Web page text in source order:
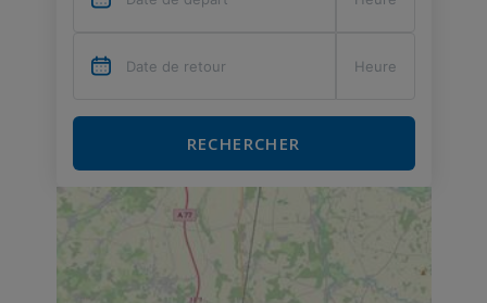
RECHERCHER